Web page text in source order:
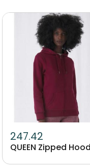
Image
247.42
QUEEN Zipped